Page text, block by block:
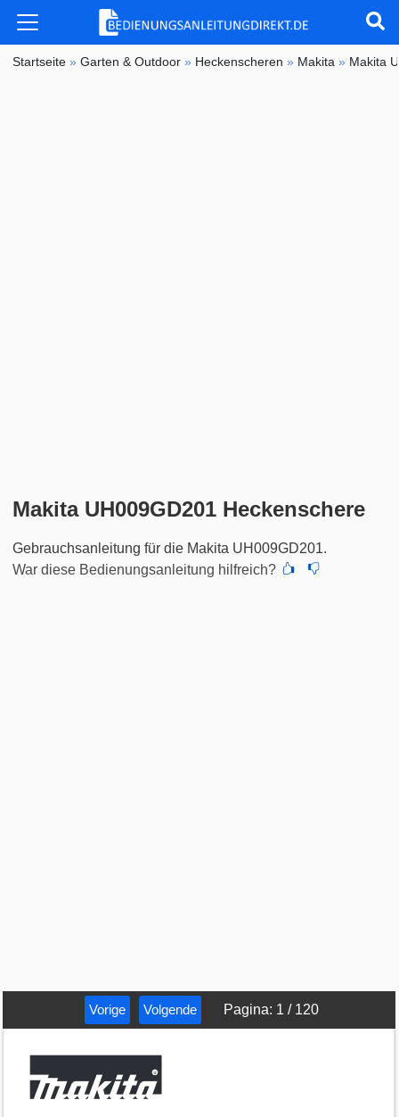
Startseite »Garten & Outdoor » Heckenscheren » Makita » Makita
Makita UH009GD201 Heckenschere
Gebrauchsanleitung für die Makita UH009GD201.
War diese Bedienungsanleitung hilfreich?
Vorige Volgende Pagina: 1 / 120